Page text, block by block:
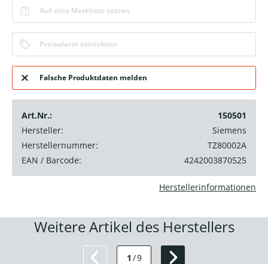
Auf eine Merkliste setzen
Preisalarm einrichten
Falsche Produktdaten melden
Art.Nr.:
150501
Hersteller:
Siemens
Herstellernummer:
TZ80002A
EAN / Barcode:
4242003870525
Herstellerinformationen
Weitere Artikel des Herstellers
1 /9